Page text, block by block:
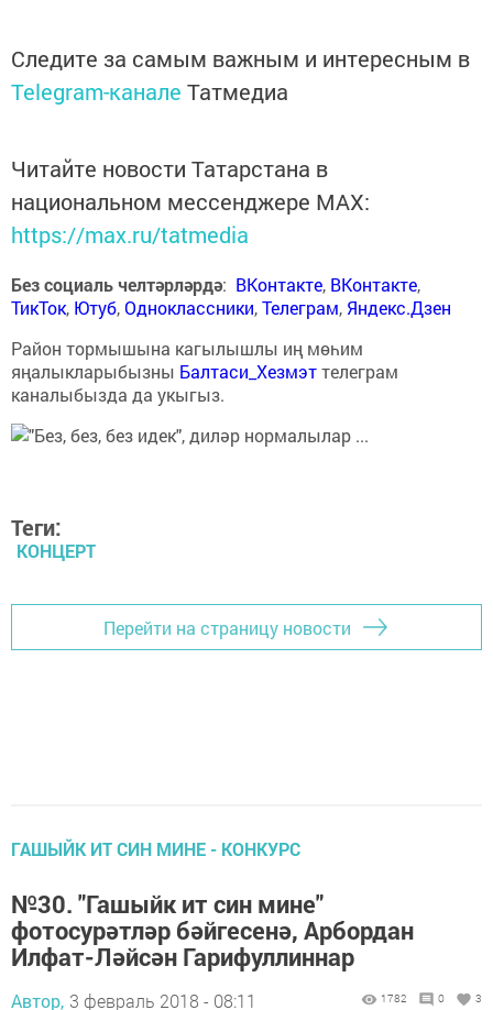
Следите за самым важным и интересным в
Telegram-канале Татмедиа
Читайте новости Татарстана в
национальном мессенджере MАХ:
https://max.ru/tatmedia
Без социаль челтәрләрдә: ВКонтакте, ВКонтакте,
ТикТок, Ютуб,Одноклассники,Телеграм, Яндекс.Дзен
Район тормышына кагылышлы иң мөһим
яңалыкларыбызны Балтаси_Хезмэттелеграм
каналыбызда да укыгыз.
Теги:
КОНЦЕРТ
Перейти на страницу новости
ГАШЫЙК ИТ СИН МИНЕ - КОНКУРС
№30. "Гашыйк ит син мине"
фотосурәтләр бәйгесенә, Арбордан
Илфат-Ләйсән Гарифуллиннар
Автор, 3 февраль 2018 - 08:11 1782 0 3